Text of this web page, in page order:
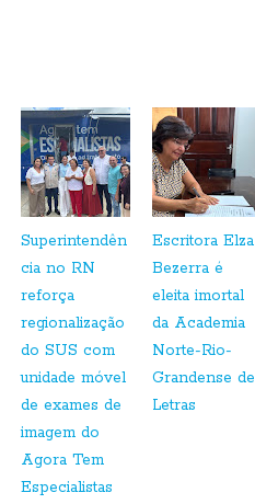
Superintendên
cia no RN
reforça
regionalização
do SUS com
unidade móvel
de exames de
imagem do
Agora Tem
Especialistas
Escritora Elza
Bezerra é
eleita imortal
da Academia
Norte-Rio-
Grandense de
Letras